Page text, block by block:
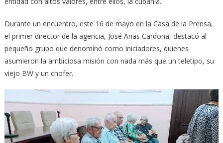
Durante un encuentro, este 16 de mayo en la Casa de la Prensa,
el primer director de la agencia, José Arias Cardona, destacó al
pequeño grupo que denominó como iniciadores, quienes
asumieron la ambiciosa misión con nada más que un teletipo, su
viejo BW y un chofer.